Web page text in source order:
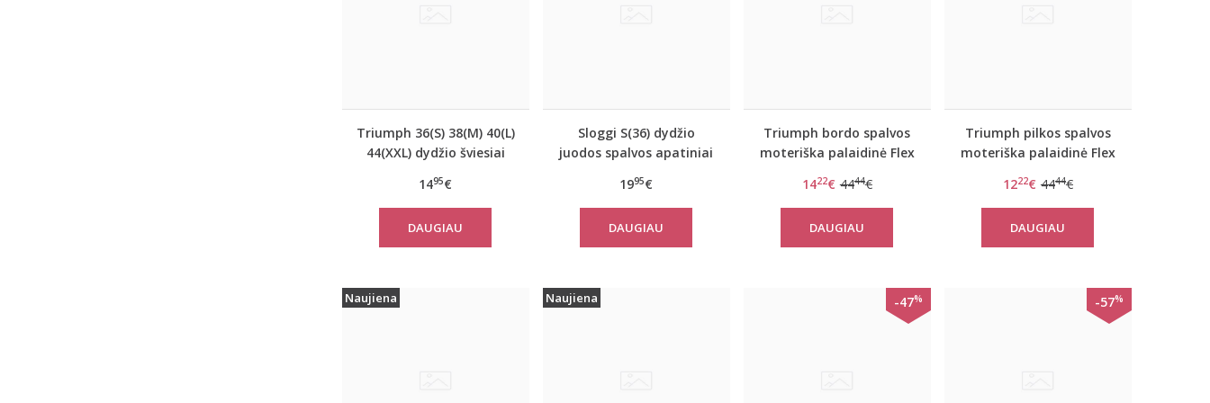
Triumph 36(S) 38(M) 40(L)
44(XXL) dydžio šviesiai
miego palaidinė Mix
Match TOP SSL 01 X
1495€
DAUGIAU
Sloggi S(36) dydžio
juodos spalvos apatiniai
Shirt 01
1995€
DAUGIAU
Triumph bordo spalvos
moteriška palaidinė Flex
1422€ 4444€
DAUGIAU
Triumph pilkos spalvos
moteriška palaidinė Flex
1222€ 4444€
DAUGIAU
Naujiena Naujiena -47% -57%